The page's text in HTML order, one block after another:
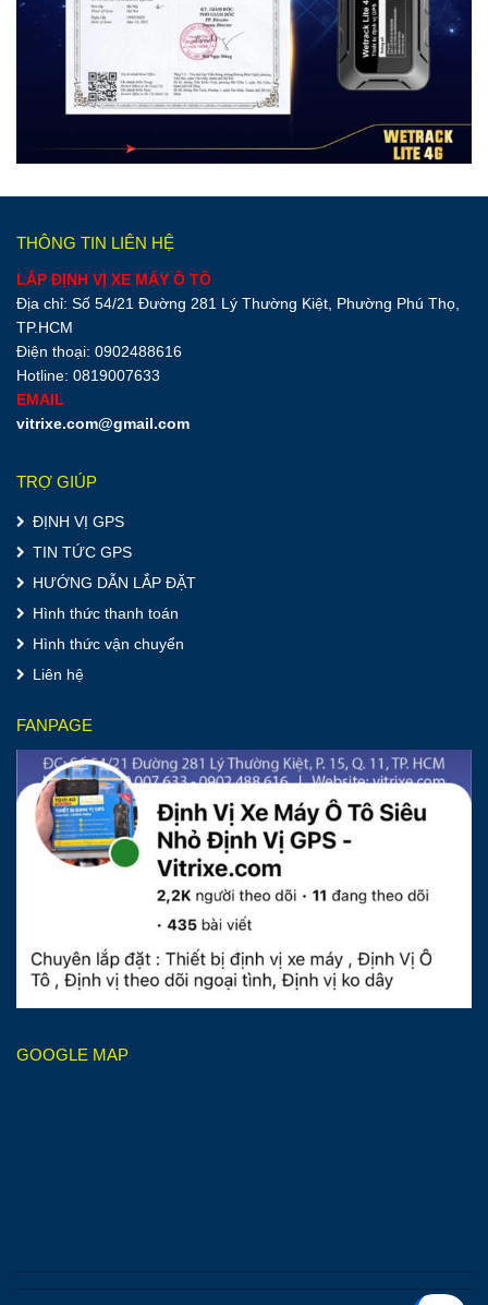
THÔNG TIN LIÊN HỆ
LẮP ĐỊNH VỊ XE MÁY Ô TÔ
Địa chỉ: Số 54/21 Đường 281 Lý Thường Kiệt, Phường Phú Thọ,
TP.HCM
Điện thoại: 0902488616
Hotline: 0819007633
EMAIL
vitrixe.com@gmail.com
TRỢ GIÚP
ĐỊNH VỊ GPS
TIN TỨC GPS
HƯỚNG DẪN LẮP ĐẶT
Hình thức thanh toán
Hình thức vận chuyển
Liên hệ
FANPAGE
GOOGLE MAP